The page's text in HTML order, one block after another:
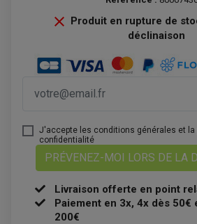
ECLAIRAGE MOTO
FEUX ADDITIONNELS
REDRESSEUR / REGULATEUR
STATOR
ANTIPARASITE NGK
BOUGIE NGK
FILTRE A AIR
FILTRE A HUILE
FILTRE ET ACCESSOIRE ESSENCE
OUTILLAGE
PRODUIT D'ENTRETIEN
POMPE A ESSENCE
ACCESSOIRE + VISSERIE FREINAGE
DISQUE DE FREIN ARRIERE
PLAQUETTE DE FREIN ARRIERE
MAÎTRE CYLINDRE
RADIATEUR
DURITE RADIATEUR
 Produit en rupture de
déclinaison
J'accepte les conditions générales et la
confidentialité
PRÉVENEZ-MOI LORS DE LA
Livraison offerte en point
Paiement en 3x, 4x dès 50€
200€